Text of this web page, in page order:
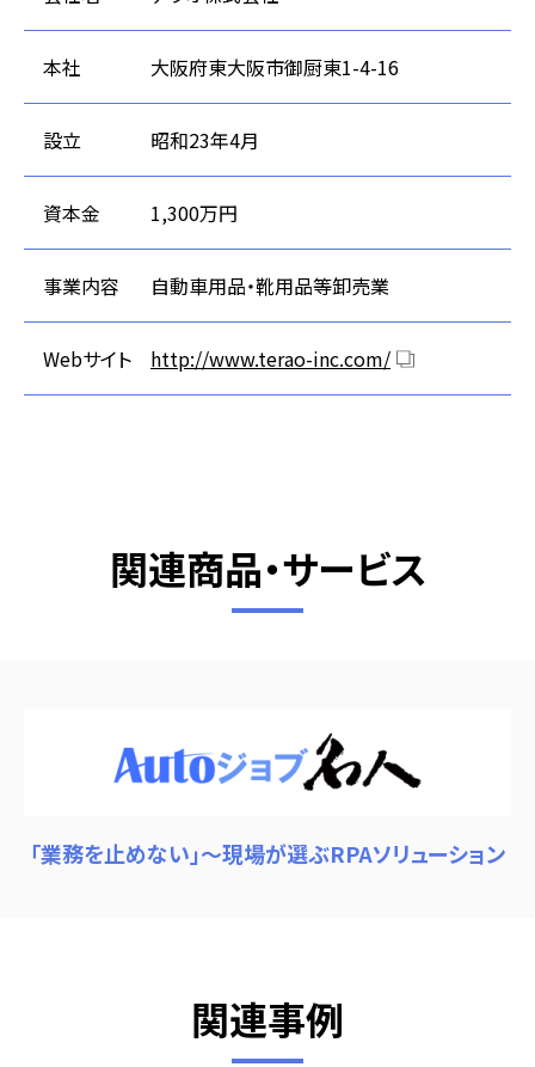
本社 大阪府東大阪市御厨東1-4-16
設立 昭和23年4月
資本金 1,300万円
事業内容 自動車用品・靴用品等卸売業
Webサイト http://www.terao-inc.com/
関連商品・サービス
「業務を止めない」～現場が選ぶRPAソリューション
関連事例